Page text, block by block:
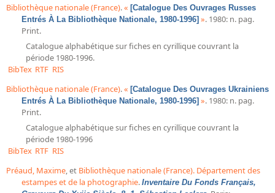
Gallica - Son histoire
Dépôt de la Commission de récupération artistique
Appels
Appel à chercheurs : bourse Comité d’histoire de la BnF
Appel à projets
Recherche de sujets de recherche
Faire une suggestion de recherche
Fournir un témoignage et/ou un document
Bibliothèque nationale (France).« [Catalogue Des Ouvrages Russes
Entrés À La Bibliothèque Nationale, 1980-1996] ». 1980: n. pag.
Print.
Catalogue alphabétique sur fiches en cyrillique couvrant la
période 1980-1996.
BibTex RTF RIS
Bibliothèque nationale (France).« [Catalogue Des Ouvrages Ukrainiens
Entrés À La Bibliothèque Nationale, 1980-1996] ». 1980: n. pag.
Print.
Catalogue alphabétique sur fiches en cyrillique couvrant la
période 1980-1996
BibTex RTF RIS
Préaud, Maxime, et Bibliothèque nationale (France). Département des
estampes et de la photographie. Inventaire Du Fonds Français,